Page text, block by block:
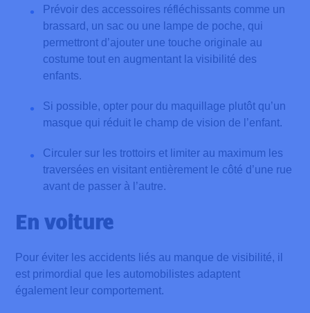
Prévoir des accessoires réfléchissants comme un
brassard, un sac ou une lampe de poche, qui
permettront d’ajouter une touche originale au
costume tout en augmentant la visibilité des
enfants.
Si possible, opter pour du maquillage plutôt qu’un
masque qui réduit le champ de vision de l’enfant.
Circuler sur les trottoirs et limiter au maximum les
traversées en visitant entièrement le côté d’une rue
avant de passer à l’autre.
En voiture
Pour éviter les accidents liés au manque de visibilité, il
est primordial que les automobilistes adaptent
également leur comportement.